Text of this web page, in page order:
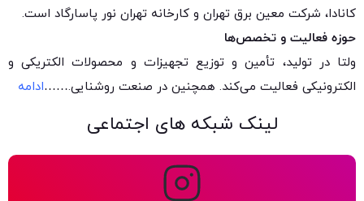
کانادا، شرکت معین برق تهران و کارخانه تهران نور پاسارگاد است.
حوزه فعالیت و تخصص‌ها
ولتا در تولید، تأمین و توزیع تجهیزات و محصولات الکتریکی و
الکترونیکی فعالیت می‌کند. همچنین در صنعت روشنایی.……ادامه
لینک شبکه های اجتماعی